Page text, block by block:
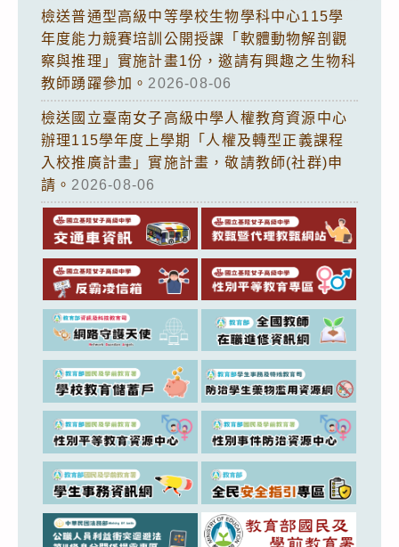
檢送普通型高級中等學校生物學科中心115學
年度能力競賽培訓公開授課「軟體動物解剖觀
察與推理」實施計畫1份，邀請有興趣之生物科
教師踴躍參加。 2026-08-06
檢送國立臺南女子高級中學人權教育資源中心
辦理115學年度上學期「人權及轉型正義課程
入校推廣計畫」實施計畫，敬請教師(社群)申
請。 2026-08-06